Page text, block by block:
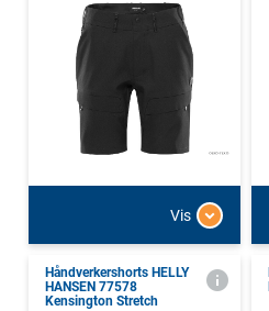
Vis
Håndverkershorts HELLY
HANSEN 77578
Kensington Stretch